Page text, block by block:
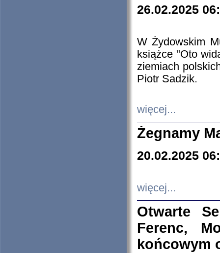
26.02.2025
W Żydowskim
książce "Oto
ziemiach
Piotr Sadzik.
więcej...
Żegnamy
20.02.2025
więcej...
Otwarte
Ferenc,
końcowym